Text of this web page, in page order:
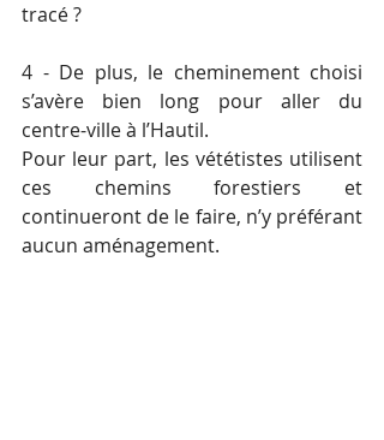
tracé ?
4 - De plus, le cheminement choisi
s’avère bien long pour aller du
centre-ville à l’Hautil.
Pour leur part, les vététistes utilisent
ces chemins forestiers et
continueront de le faire, n’y préférant
aucun aménagement.